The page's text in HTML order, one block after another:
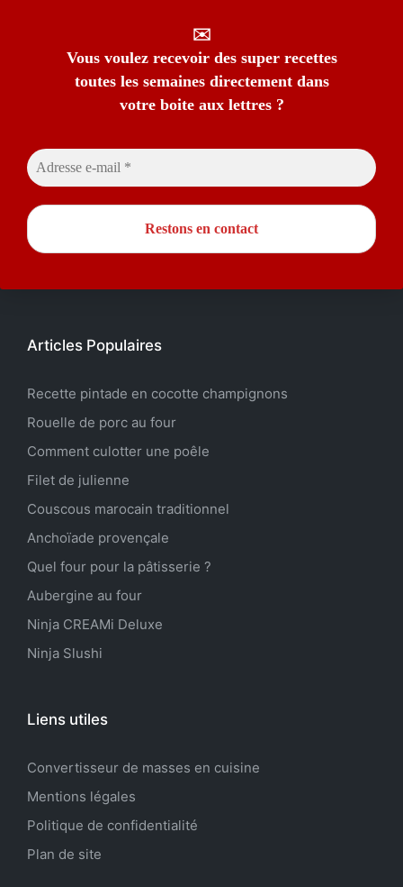
✉️
Vous voulez recevoir des super recettes
toutes les semaines directement dans
votre boite aux lettres ?
Articles Populaires
Recette pintade en cocotte champignons
Rouelle de porc au four
Comment culotter une poêle
Filet de julienne
Couscous marocain traditionnel
Anchoïade provençale
Quel four pour la pâtisserie ?
Aubergine au four
Ninja CREAMi Deluxe
Ninja Slushi
Liens utiles
Convertisseur de masses en cuisine
Mentions légales
Politique de confidentialité
Plan de site